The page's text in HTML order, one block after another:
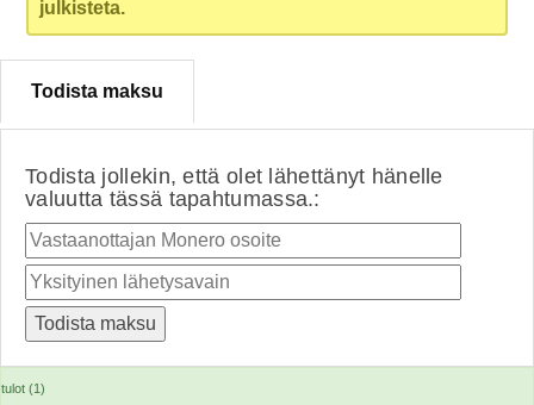
julkisteta.
Todista maksu
Todista jollekin, että olet lähettänyt hänelle
valuutta tässä tapahtumassa.:
tulot (1)